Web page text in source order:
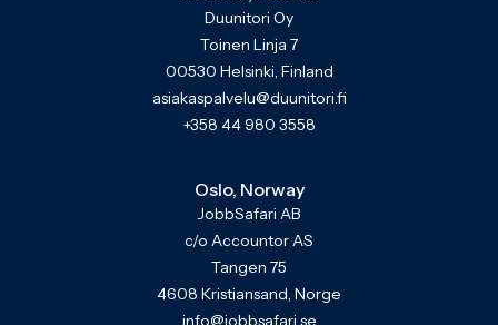
Duunitori Oy
Toinen Linja 7
00530 Helsinki, Finland
asiakaspalvelu@duunitori.fi
+358 44 980 3558
Oslo, Norway
JobbSafari AB
c/o Accountor AS
Tangen 75
4608 Kristiansand, Norge
info@jobbsafari.se